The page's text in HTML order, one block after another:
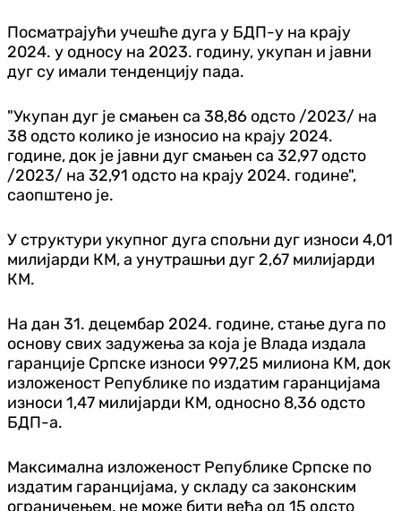
Посматрајући учешће дуга у БДП-у на крају
2024. у односу на 2023. годину, укупан и јавни
дуг су имали тенденцију пада.
"Укупан дуг је смањен са 38,86 одсто /2023/ на
38 одсто колико је износио на крају 2024.
године, док је јавни дуг смањен са 32,97 одсто
/2023/ на 32,91 одсто на крају 2024. године",
саопштено је.
У структури укупног дуга спољни дуг износи 4,01
милијарди КМ, а унутрашњи дуг 2,67 милијарди
КМ.
На дан 31. децембар 2024. године, стање дуга по
основу свих задужења за која је Влада издала
гаранције Српске износи 997,25 милиона КМ, док
изложеност Републике по издатим гаранцијама
износи 1,47 милијарди КМ, односно 8,36 одсто
БДП-а.
Максимална изложеност Републике Српске по
издатим гаранцијама, у складу са законским
ограничењем, не може бити већа од 15 одсто